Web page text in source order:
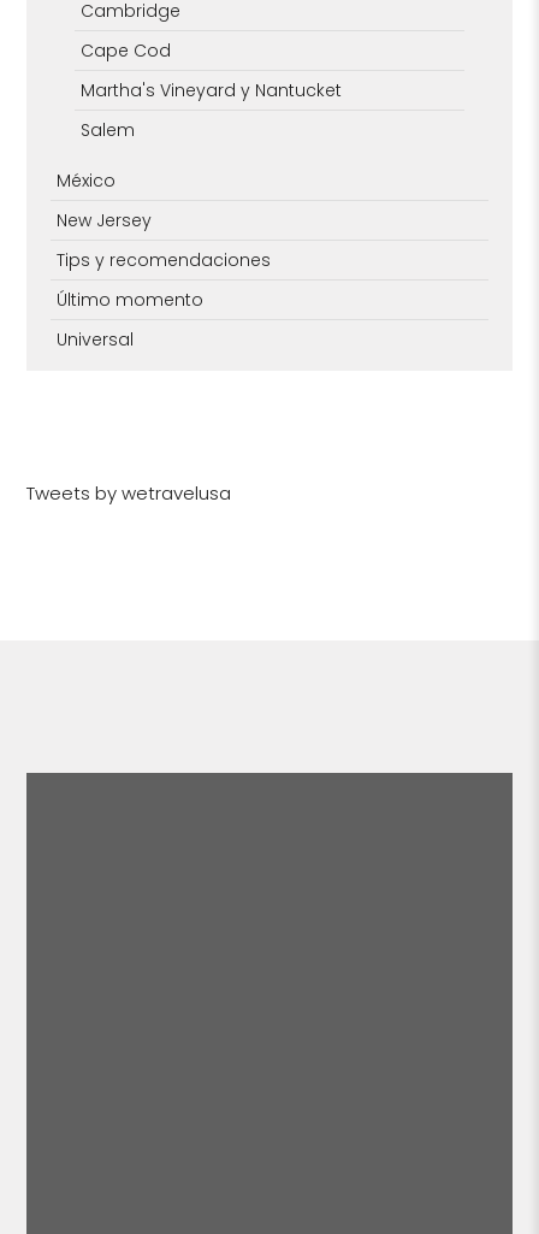
Cambridge
Cape Cod
Martha's Vineyard y Nantucket
Salem
México
New Jersey
Tips y recomendaciones
Último momento
Universal
Tweets by wetravelusa